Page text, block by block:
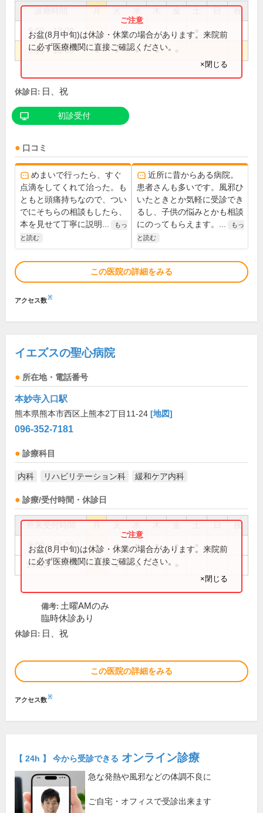
祝
9:00～13:00
9:00～18:00 ● ● ● ●
お盆(8月中旬)は休診・休業の場合があります。来院前
に必ず医療機関に直接ご確認ください。
×閉じる
休診日: 日、祝
初診受付
口コミ
めまいで行ったら、すぐ
点滴をしてくれて治った。も
ともと頭痛持ちなので、つい
でにそちらの相談もしたら、
本を見せて丁寧に説明...
もっ
と読む
近所に昔からある病院。
患者さんも多いです。風邪ひ
いたときとか気軽に受診でき
るし、子供の悩みとかも相談
にのってもらえます。...
もっ
と読む
この医院の詳細をみる
アクセス数※
イエズスの聖心病院
所在地・電話番号
本妙寺入口駅
熊本県熊本市西区上熊本2丁目11-24 [地図]
096-352-7181
診療科目
内科 リハビリテーション科 緩和ケア内科
診療/受付時間・休診日
祝
9:00～12:00 ● ● ● ● ●
14:00～17:00 ● ● ● ●
お盆(8月中旬)は休診・休業の場合があります。来院前
に必ず医療機関に直接ご確認ください。
×閉じる
備考: 土曜AMのみ
臨時休診あり
休診日: 日、祝
この医院の詳細をみる
アクセス数※
【 24h 】 今から受診できる オンライン診療
急な発熱や風邪などの体調不良に
ご自宅・オフィスで受診出来ます